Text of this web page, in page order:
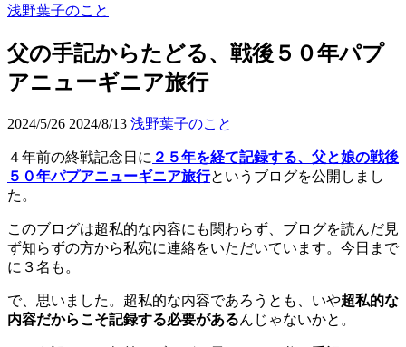
浅野葉子のこと
父の手記からたどる、戦後５０年パプ
アニューギニア旅行
2024/5/26 2024/8/13 浅野葉子のこと
４年前の終戦記念日に ２５年を経て記録する、父と娘の戦後
５０年パプアニューギニア旅行というブログを公開しまし
た。
このブログは超私的な内容にも関わらず、ブログを読んだ見
ず知らずの方から私宛に連絡をいただいています。今日まで
に３名も。
で、思いました。超私的な内容であろうとも、いや超私的な
内容だからこそ記録する必要があるんじゃないかと。